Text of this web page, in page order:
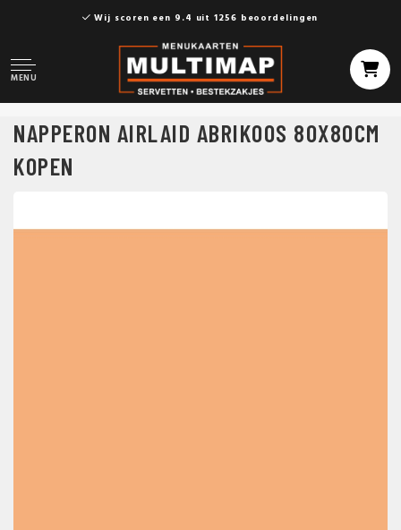
Wij scoren een 9.4 uit 1256 beoordelingen
MENU
NAPPERON AIRLAID ABRIKOOS 80X80CM
KOPEN